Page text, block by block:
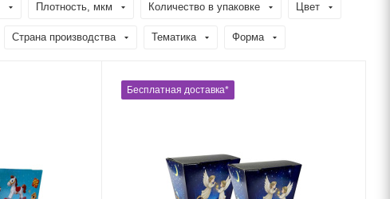
Плотность, мкм Количество в упаковке Цвет
Страна производства Тематика Форма
Бесплатная доставка*